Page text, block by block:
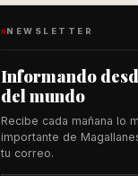
NEWSLETTER
Informando
del mundo
Recibe cada mañana lo
importante de
tu correo.